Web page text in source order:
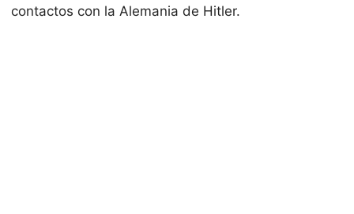
contactos con la Alemania de Hitler.